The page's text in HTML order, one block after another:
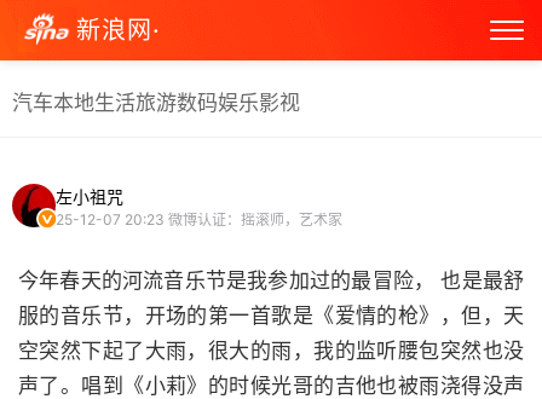
新浪网·
汽车本地生活旅游数码娱乐影视
左小祖咒
25-12-07 20:23 微博认证：摇滚师，艺术家
今年春天的河流音乐节是我参加过的最冒险， 也是最舒
服的音乐节，开场的第一首歌是《爱情的枪》，但，天
空突然下起了大雨，很大的雨，我的监听腰包突然也没
声了。唱到《小莉》的时候光哥的吉他也被雨浇得没声